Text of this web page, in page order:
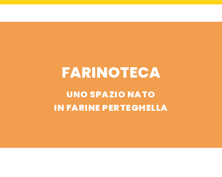
FARINOTECA
UNO SPAZIO NATO
IN FARINE PERTEGHELLA